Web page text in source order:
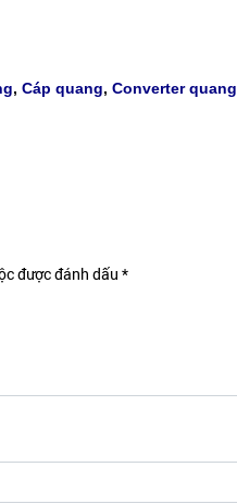
, Cáp quang, Converter quang
được đánh dấu *